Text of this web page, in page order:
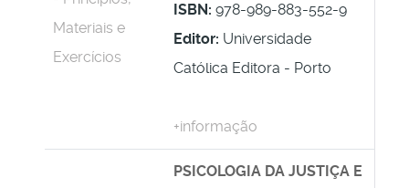
ISBN: 978-989-883-552-9
Editor: Universidade
Católica Editora - Porto
+informação
PSICOLOGIA DA JUSTIÇA E